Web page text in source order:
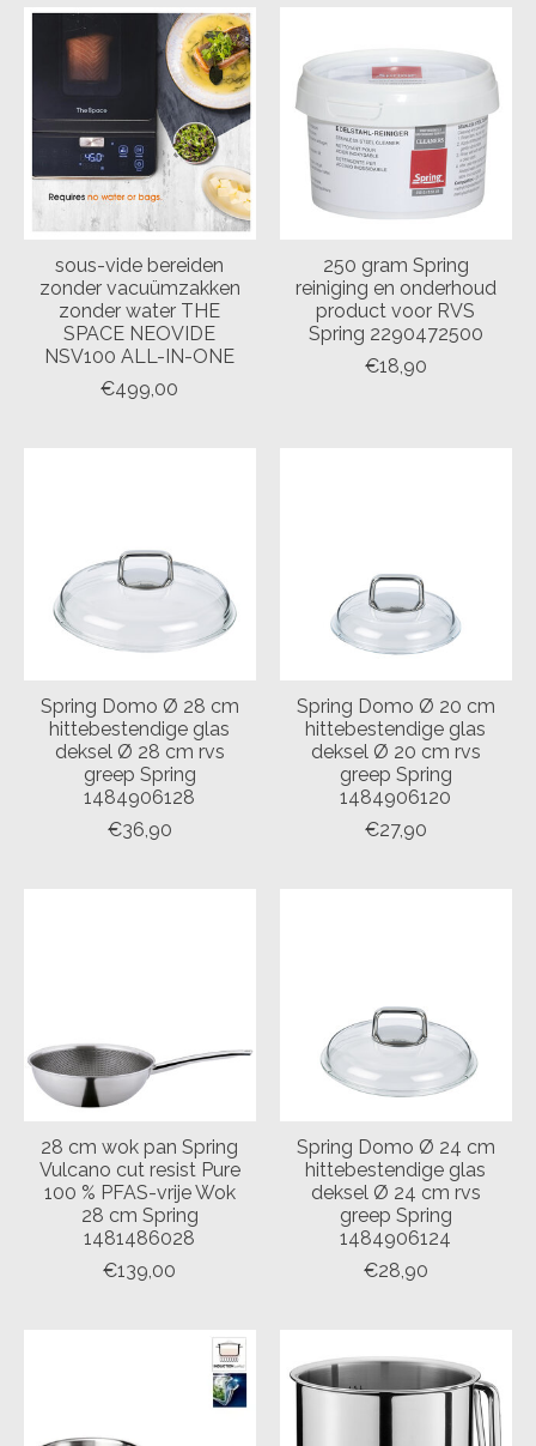
sous-vide bereiden
zonder vacuümzakken
zonder water THE
SPACE NEOVIDE
NSV100 ALL-IN-ONE
€499,00
250 gram Spring
reiniging en onderhoud
product voor RVS
Spring 2290472500
€18,90
Spring Domo Ø 28 cm
hittebestendige glas
deksel Ø 28 cm rvs
greep Spring
1484906128
€36,90
Spring Domo Ø 20 cm
hittebestendige glas
deksel Ø 20 cm rvs
greep Spring
1484906120
€27,90
28 cm wok pan Spring
Vulcano cut resist Pure
100 % PFAS-vrije Wok
28 cm Spring
1481486028
€139,00
Spring Domo Ø 24 cm
hittebestendige glas
deksel Ø 24 cm rvs
greep Spring
1484906124
€28,90